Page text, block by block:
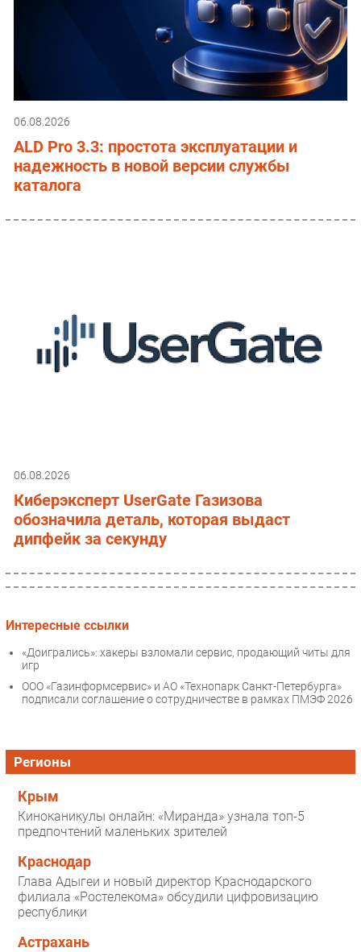
06.08.2026
ALD Pro 3.3: простота эксплуатации и
надежность в новой версии службы
каталога
06.08.2026
Киберэксперт UserGate Газизова
обозначила деталь, которая выдаст
дипфейк за секунду
Интересные ссылки
«Доигрались»: хакеры взломали сервис, продающий читы для
игр
ООО «Газинформсервис» и АО «Технопарк Санкт-Петербурга»
подписали соглашение о сотрудничестве в рамках ПМЭФ 2026
Регионы
Крым
Киноканикулы онлайн: «Миранда» узнала топ-5
предпочтений маленьких зрителей
Краснодар
Глава Адыгеи и новый директор Краснодарского
филиала «Ростелекома» обсудили цифровизацию
республики
Астрахань